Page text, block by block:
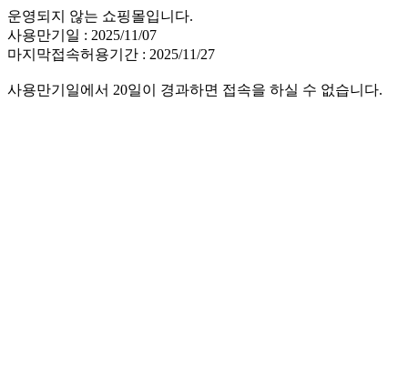
운영되지 않는 쇼핑몰입니다.
사용만기일 : 2025/11/07
마지막접속허용기간 : 2025/11/27
사용만기일에서 20일이 경과하면 접속을 하실 수 없습니다.